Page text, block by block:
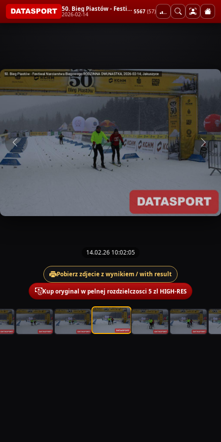
50. Bieg Piastów - Festiwal Narciarstwa Biegowego RODZINNA DWUNASTKA
2026-02-14 5567 (57)
14.02.26 10:02:05
Pobierz zdjecie z wynikiem / with result
Kup oryginal w pelnej rozdzielczosci 5 zl HIGH-RES